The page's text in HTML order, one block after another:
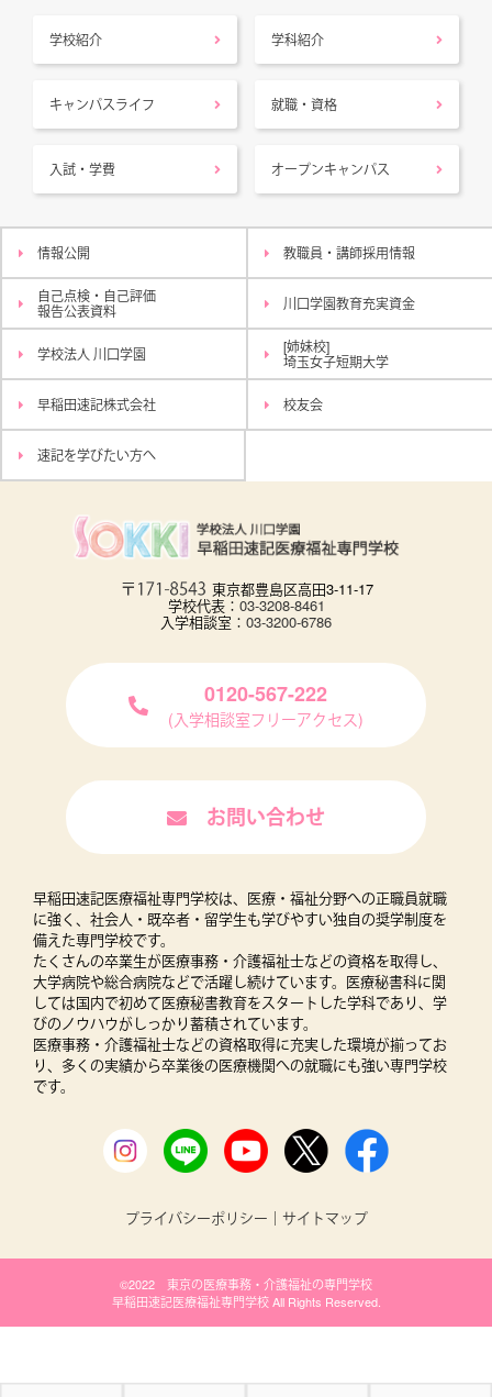
学校紹介 学科紹介
キャンパスライフ 就職・資格
入試・学費 オープンキャンパス
情報公開 教職員・講師採用情報
自己点検・自己評価
報告公表資料
川口学園教育充実資金
学校法人 川口学園
[姉妹校]
埼玉女子短期大学
早稲田速記株式会社 校友会
速記を学びたい方へ
東京都豊島区高田3-11-17
学校代表： 03-3208-8461
入学相談室： 03-3200-6786
0120-567-222
(入学相談室フリーアクセス)
お問い合わせ
早稲田速記医療福祉専門学校は、医療・福祉分野への正職員就職
に強く、社会人・既卒者・留学生も学びやすい独自の奨学制度を
備えた専門学校です。
たくさんの卒業生が医療事務・介護福祉士などの資格を取得し、
大学病院や総合病院などで活躍し続けています。医療秘書科に関
しては国内で初めて医療秘書教育をスタートした学科であり、学
びのノウハウがしっかり蓄積されています。
医療事務・介護福祉士などの資格取得に充実した環境が揃ってお
り、多くの実績から卒業後の医療機関への就職にも強い専門学校
です。
プライバシーポリシー ｜ サイトマップ
©2022 東京の医療事務・介護福祉の専門学校
早稲田速記医療福祉専門学校 All Rights Reserved.